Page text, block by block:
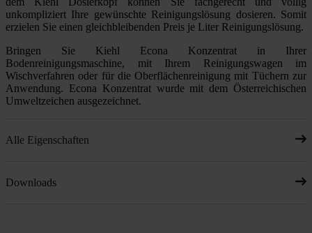
unkompliziert Ihre gewünschte Reinigungslösung dosieren. Somit
erzielen Sie einen gleichbleibenden Preis je Liter Reinigungslösung.
Bringen Sie Kiehl Econa Konzentrat in Ihrer
Bodenreinigungsmaschine, mit Ihrem Reinigungswagen im
Wischverfahren oder für die Oberflächenreinigung mit Tüchern zur
Anwendung. Econa Konzentrat wurde mit dem Österreichischen
Umweltzeichen ausgezeichnet.
Alle Eigenschaften
Downloads